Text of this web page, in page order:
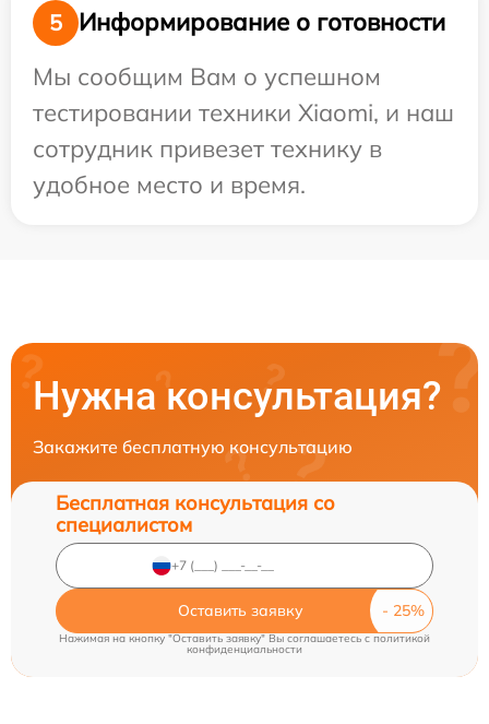
5
Информирование о готовности
Мы сообщим Вам о успешном
тестировании техники Xiaomi, и наш
сотрудник привезет технику в
удобное место и время.
Нужна консультация?
Закажите бесплатную консультацию
Бесплатная консультация со
специалистом
Оставить заявку
Нажимая на кнопку "Оставить заявку" Вы соглашаетесь cполитикой
конфиденциальности